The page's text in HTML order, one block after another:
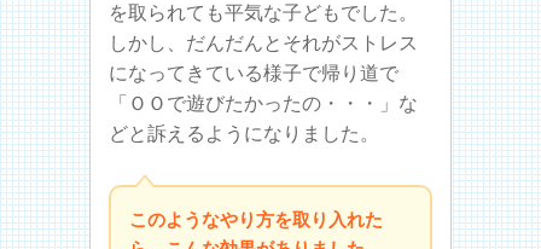
を取られても平気な子どもでした。
しかし、だんだんとそれがストレス
になってきている様子で帰り道で
「ＯＯで遊びたかったの・・・」な
どと訴えるようになりました。
このようなやり方を取り入れた